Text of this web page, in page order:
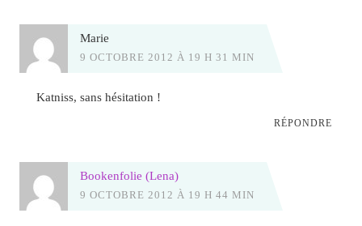
Marie
9 OCTOBRE 2012 À 19 H 31 MIN
Katniss, sans hésitation !
RÉPONDRE
Bookenfolie (Lena)
9 OCTOBRE 2012 À 19 H 44 MIN